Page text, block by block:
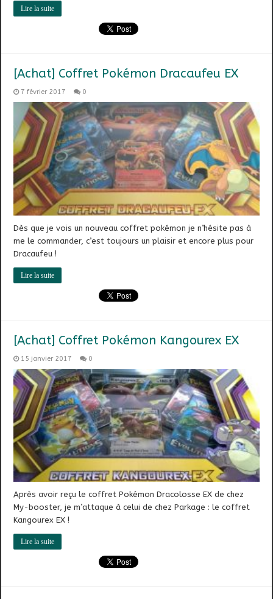
Lire la suite
[Achat] Coffret Pokémon Dracaufeu EX
7 février 2017 0
Dès que je vois un nouveau coffret pokémon je n’hésite pas à
me le commander, c’est toujours un plaisir et encore plus pour
Dracaufeu !
Lire la suite
[Achat] Coffret Pokémon Kangourex EX
15 janvier 2017 0
Après avoir reçu le coffret Pokémon Dracolosse EX de chez
My-booster, je m’attaque à celui de chez Parkage : le coffret
Kangourex EX !
Lire la suite